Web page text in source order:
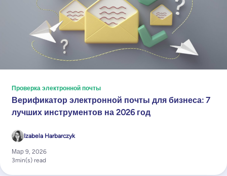
Проверка электронной почты
Верификатор электронной почты для бизнеса: 7
лучших инструментов на 2026 год
Izabela Harbarczyk
Мар 9, 2026
3min(s) read